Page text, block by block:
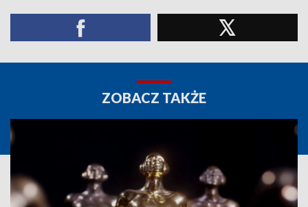
ZOBACZ TAKŻE